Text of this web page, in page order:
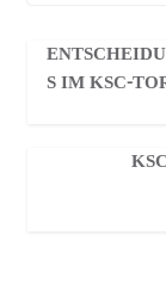
S IM KSC-